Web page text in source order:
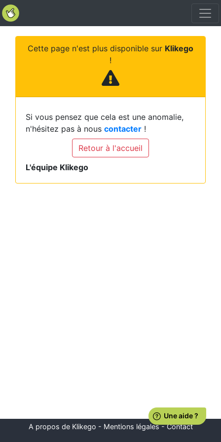
Cette page n'est plus disponible sur Klikego
!
Si vous pensez que cela est une anomalie,
n'hésitez pas à nous contacter !
Retour à l'accueil
L'équipe Klikego
A propos de Klikego - Mentions légales-Contact